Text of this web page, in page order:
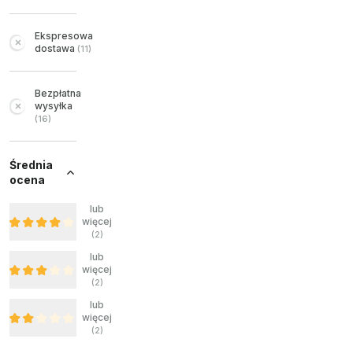
Ekspresowa
dostawa (11)
Bezpłatna
wysyłka
(16)
Średnia
ocena
lub
więcej
(2)
lub
więcej
(2)
lub
więcej
(2)